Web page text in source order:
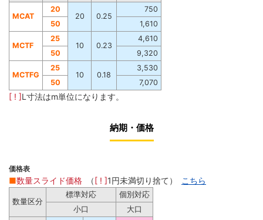
MCAT
20
20
0.25
750
50
1,610
MCTF
25
10
0.23
4,610
50
9,320
MCTFG
25
10
0.18
3,530
50
7,070
[ ! ]L寸法はm単位になります。
納期・価格
価格表
■数量スライド価格 （[ ! ]1円未満切り捨て） こちら
数量区分
標準対応
個別対応
小口
大口